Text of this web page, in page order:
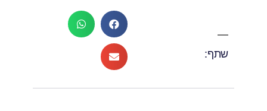
שתף: